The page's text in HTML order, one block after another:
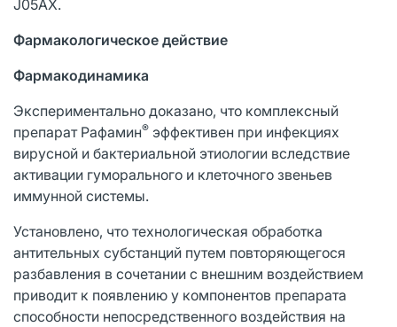
J05AX.
Фармакологическое действие
Фармакодинамика
Экспериментально доказано, что комплексный
препарат Рафамин® эффективен при инфекциях
вирусной и бактериальной этиологии вследствие
активации гуморального и клеточного звеньев
иммунной системы.
Установлено, что технологическая обработка
антительных субстанций путем повторяющегося
разбавления в сочетании с внешним воздействием
приводит к появлению у компонентов препарата
способности непосредственного воздействия на